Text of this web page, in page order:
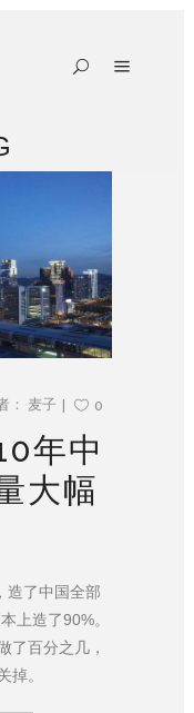
： 麦子 0
年中
大幅
造了中国全部
上造了90%。
了百分之几，
掉。